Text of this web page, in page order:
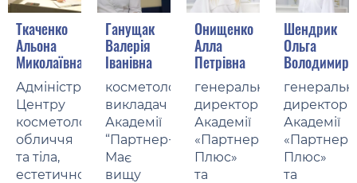
Ткаченко
Альона
Миколаївна
Адміністратор
Центру
косметології
обличчя
та тіла,
естетичної
Ганущак
Валерія
Іванівна
косметолог,
викладач
Академії
“Партнер+”
Має
вищу
Онищенко
Алла
Петрівна
генеральний
директор
Академії
«Партнер
Плюс»
та
Шендрик
Ольга
директор
Академії
«Партнер
Плюс»
та